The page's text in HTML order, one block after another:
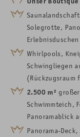
Solegrotte,
Erlebnisduschen
Whirlpools,
Schwingliegen
(Rückzugsraum
2.500m² großer
Schwimmteich,
Panoramablick
Panorama-Deck,